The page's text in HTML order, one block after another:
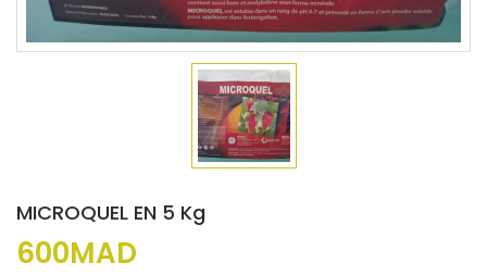
MICROQUEL EN 5 Kg
600MAD